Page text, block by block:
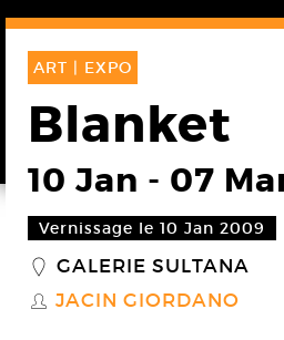
ART | EXPO
Blanket
10 Jan - 07
Vernissage le 10 Jan 2009
_ GALERIE SULTANA
S JACIN GIORDANO